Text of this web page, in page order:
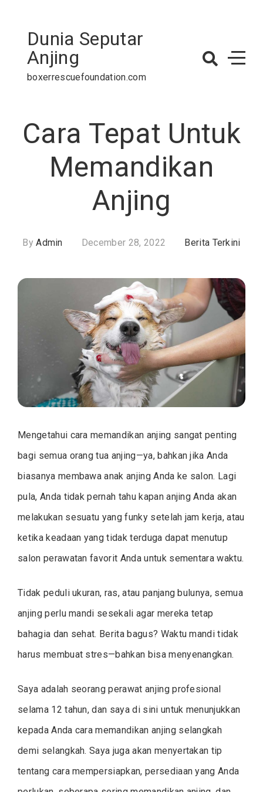
contentDunia Seputar
Anjing
boxerrescuefoundation.com
Cara Tepat Untuk
Memandikan
Anjing
ByAdmin December 28, 2022 Berita Terkini
Mengetahui cara memandikan anjing sangat penting
bagi semua orang tua anjing—ya, bahkan jika Anda
biasanya membawa anak anjing Anda ke salon. Lagi
pula, Anda tidak pernah tahu kapan anjing Anda akan
melakukan sesuatu yang funky setelah jam kerja, atau
ketika keadaan yang tidak terduga dapat menutup
salon perawatan favorit Anda untuk sementara waktu.
Tidak peduli ukuran, ras, atau panjang bulunya, semua
anjing perlu mandi sesekali agar mereka tetap
bahagia dan sehat. Berita bagus? Waktu mandi tidak
harus membuat stres—bahkan bisa menyenangkan.
Saya adalah seorang perawat anjing profesional
selama 12 tahun, dan saya di sini untuk menunjukkan
kepada Anda cara memandikan anjing selangkah
demi selangkah. Saya juga akan menyertakan tip
tentang cara mempersiapkan, persediaan yang Anda